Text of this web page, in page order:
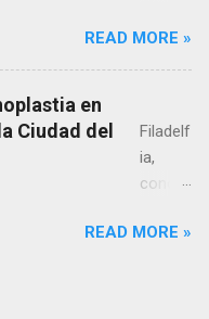
the
of the
surger
y,
e here
City of
Brothe
a rich
diverse
READ MORE »
en
Ciudad del
Filadelf
ia,
conoci
como
READ MORE »